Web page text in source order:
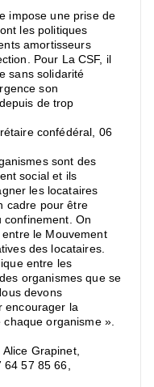
impose une prise de
les politiques
amortisseurs
Pour La CSF, il
sans solidarité
son
de trop
confédéral, 06
sont des
social et ils
les locataires
cadre pour être
confinement. On
le Mouvement
des locataires.
entre les
organismes que se
devons
encourager la
organisme ».
Grapinet,
57 85 66,